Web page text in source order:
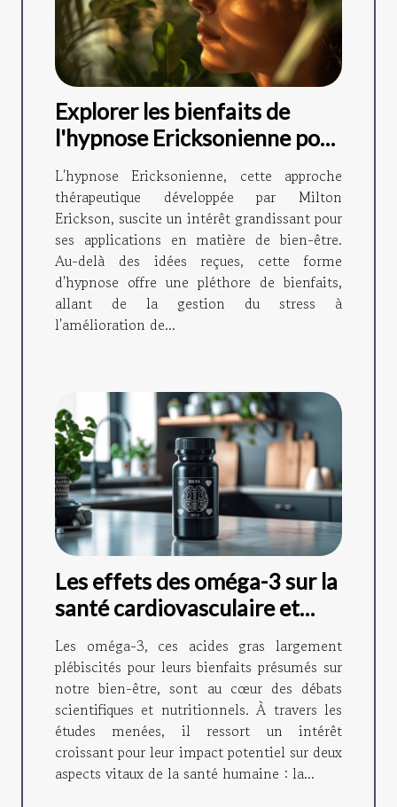
Explorer les bienfaits de
l'hypnose Ericksonienne pour
le bien-être général
L'hypnose Ericksonienne, cette approche
thérapeutique développée par Milton
Erickson, suscite un intérêt grandissant pour
ses applications en matière de bien-être.
Au-delà des idées reçues, cette forme
d'hypnose offre une pléthore de bienfaits,
allant de la gestion du stress à
l'amélioration de...
Les effets des oméga-3 sur la
santé cardiovasculaire et
cognitive
Les oméga-3, ces acides gras largement
plébiscités pour leurs bienfaits présumés sur
notre bien-être, sont au cœur des débats
scientifiques et nutritionnels. À travers les
études menées, il ressort un intérêt
croissant pour leur impact potentiel sur deux
aspects vitaux de la santé humaine : la...